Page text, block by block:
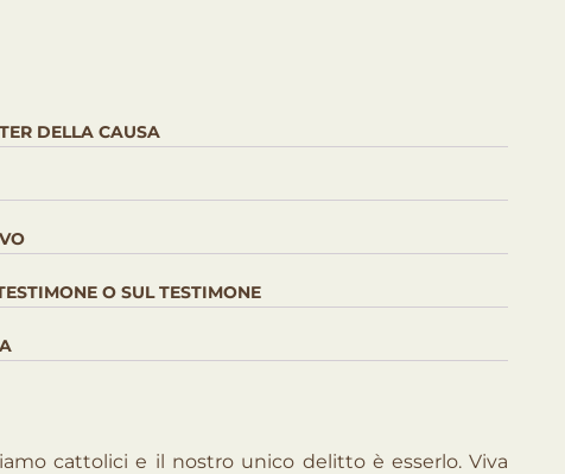
DELLA CAUSA
O SUL TESTIMONE
cattolici e il nostro unico delitto è esserlo. Viva